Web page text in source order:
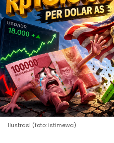
Ilustrasi (foto: istimewa)